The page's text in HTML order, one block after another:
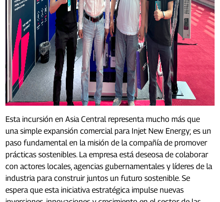
Esta incursión en Asia Central representa mucho más que
una simple expansión comercial para Injet New Energy; es un
paso fundamental en la misión de la compañía de promover
prácticas sostenibles. La empresa está deseosa de colaborar
con actores locales, agencias gubernamentales y líderes de la
industria para construir juntos un futuro sostenible. Se
espera que esta iniciativa estratégica impulse nuevas